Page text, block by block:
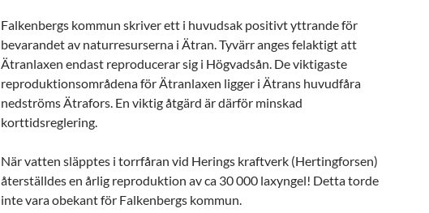
Falkenbergs kommun skriver ett i huvudsak positivt yttrande för
bevarandet av naturresurserna i Ätran. Tyvärr anges felaktigt att
Ätranlaxen endast reproducerar sig i Högvadsån. De viktigaste
reproduktionsområdena för Ätranlaxen ligger i Ätrans huvudfåra
nedströms Ätrafors. En viktig åtgärd är därför minskad
korttidsreglering.
När vatten släpptes i torrfåran vid Herings kraftverk (Hertingforsen)
återställdes en årlig reproduktion av ca 30 000 laxyngel! Detta torde
inte vara obekant för Falkenbergs kommun.